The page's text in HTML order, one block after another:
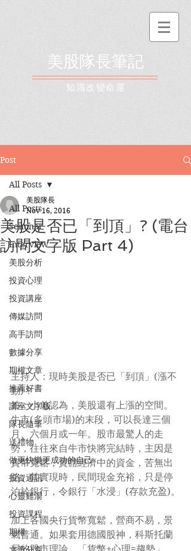
美股隊長筆記
​知識改變命運
Post
All Posts
Seminar
Interview
美股分析
投資心理
投資講座
傳媒訪問
高手訪問
數據分享
期權文章
推薦好書
講座文字版
隊長隨筆
送禮物
做更快樂更成功的自己
投資通訊
心靈雞湯
投資課程
期權
All Posts
美股是否已「到頂」? (電台
訪問文字版 Part 4)
美股隊長
Nov 16, 2016
主持人：現時美股是否已「到頂」(漲不
動)？
答：小弟認為，美股還有上漲的空間。
牛市(多頭市場)的末段，可以長達三個
月、六個月或一年。股市最驚人的走
勢，往往來自牛市快將完結時，主因是
貨幣寬鬆，實體經濟中的資金，苦無出
路。其實現時，民間現金充裕，只是停
泊於銀行，令銀行「水浸」(存款充盈)。
加上各國央行貨幣寬鬆，營商不易，景
氣普通。如果套用德國股神，科斯托蘭